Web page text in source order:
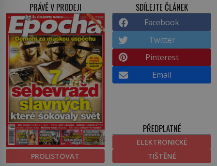
PRÁVĚ V PRODEJI
PROLISTOVAT
SDÍLEJTE ČLÁNEK
Facebook
Twitter
Pinterest
Email
PŘEDPLATNÉ
ELEKTRONICKÉ
TIŠTĚNÉ